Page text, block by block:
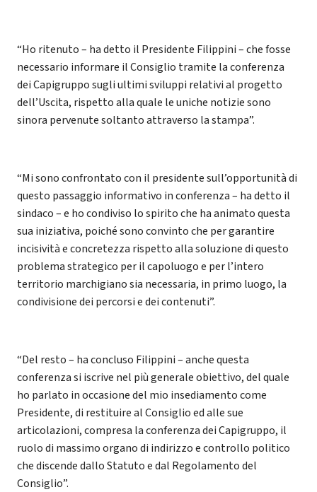
“Ho ritenuto – ha detto il Presidente Filippini – che fosse
necessario informare il Consiglio tramite la conferenza
dei Capigruppo sugli ultimi sviluppi relativi al progetto
dell’Uscita, rispetto alla quale le uniche notizie sono
sinora pervenute soltanto attraverso la stampa”.
“Mi sono confrontato con il presidente sull’opportunità di
questo passaggio informativo in conferenza – ha detto il
sindaco – e ho condiviso lo spirito che ha animato questa
sua iniziativa, poiché sono convinto che per garantire
incisività e concretezza rispetto alla soluzione di questo
problema strategico per il capoluogo e per l’intero
territorio marchigiano sia necessaria, in primo luogo, la
condivisione dei percorsi e dei contenuti”.
“Del resto – ha concluso Filippini – anche questa
conferenza si iscrive nel più generale obiettivo, del quale
ho parlato in occasione del mio insediamento come
Presidente, di restituire al Consiglio ed alle sue
articolazioni, compresa la conferenza dei Capigruppo, il
ruolo di massimo organo di indirizzo e controllo politico
che discende dallo Statuto e dal Regolamento del
Consiglio”.